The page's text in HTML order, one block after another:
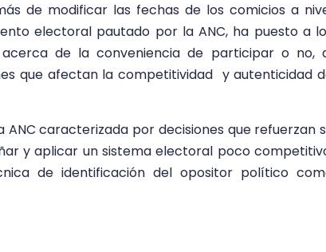
de modificar las fechas de los comicios a
electoral pautado por la ANC, ha puesto a
de la conveniencia de participar o no,
que afectan la competitividad y autenticidad
caracterizada por decisiones que refuerzan
y aplicar un sistema electoral poco
de identificación del opositor político